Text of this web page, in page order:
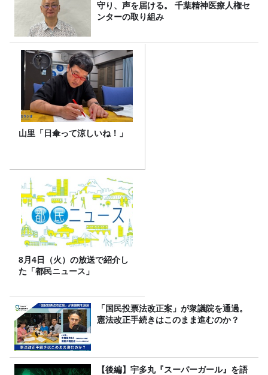
守り、声を届ける。 千葉精神医療人権セ
ンターの取り組み
山里「日傘って涼しいね！」
8月4日（火）の放送で紹介し
た「都民ニュース」
「国民投票法改正案」が衆議院を通過。
憲法改正手続きはこのまま進むのか？
【後編】宇多丸『スーパーガール』を語